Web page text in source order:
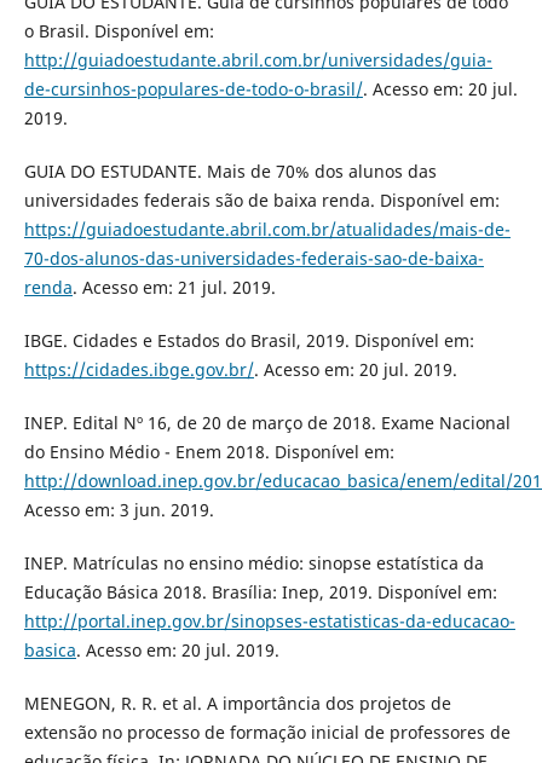
o Brasil. Disponível em:
http://guiadoestudante.abril.com.br/universidades/guia-
de-cursinhos-populares-de-todo-o-brasil/. Acesso em: 20 jul.
2019.
GUIA DO ESTUDANTE. Mais de 70% dos alunos das
universidades federais são de baixa renda. Disponível em:
https://guiadoestudante.abril.com.br/atualidades/mais-de-
70-dos-alunos-das-universidades-federais-sao-de-baixa-
renda. Acesso em: 21 jul. 2019.
IBGE. Cidades e Estados do Brasil, 2019. Disponível em:
https://cidades.ibge.gov.br/. Acesso em: 20 jul. 2019.
INEP. Edital Nº 16, de 20 de março de 2018. Exame Nacional
do Ensino Médio - Enem 2018. Disponível em:
http://download.inep.gov.br/educacao_basica/enem/edital/
Acesso em: 3 jun. 2019.
INEP. Matrículas no ensino médio: sinopse estatística da
Educação Básica 2018. Brasília: Inep, 2019. Disponível em:
http://portal.inep.gov.br/sinopses-estatisticas-da-educacao-
basica. Acesso em: 20 jul. 2019.
MENEGON, R. R. et al. A importância dos projetos de
extensão no processo de formação inicial de professores de